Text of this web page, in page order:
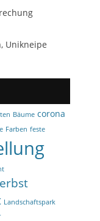
Unikneipe
Bäume corona
Farben feste
Landschaftspark